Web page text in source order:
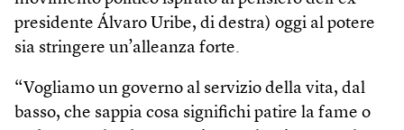
presidente Álvaro Uribe, di destra) oggi al potere
sia stringere un’alleanza forte.
“Vogliamo un governo al servizio della vita, dal
basso, che sappia cosa significhi patire la fame o